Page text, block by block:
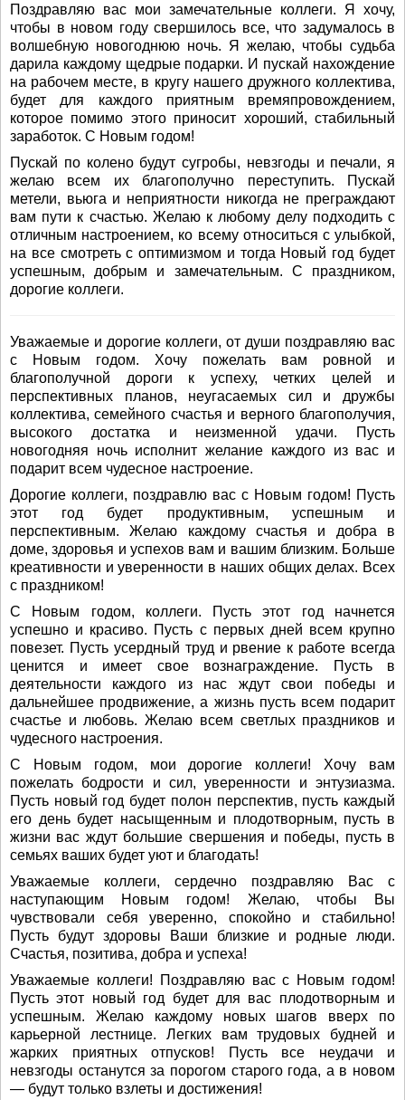
Поздравляю вас мои замечательные коллеги. Я хочу,
чтобы в новом году свершилось все, что задумалось в
волшебную новогоднюю ночь. Я желаю, чтобы судьба
дарила каждому щедрые подарки. И пускай нахождение
на рабочем месте, в кругу нашего дружного коллектива,
будет для каждого приятным времяпровождением,
которое помимо этого приносит хороший, стабильный
заработок. С Новым годом!
Пускай по колено будут сугробы, невзгоды и печали, я
желаю всем их благополучно переступить. Пускай
метели, вьюга и неприятности никогда не преграждают
вам пути к счастью. Желаю к любому делу подходить с
отличным настроением, ко всему относиться с улыбкой,
на все смотреть с оптимизмом и тогда Новый год будет
успешным, добрым и замечательным. С праздником,
дорогие коллеги.
Уважаемые и дорогие коллеги, от души поздравляю вас
с Новым годом. Хочу пожелать вам ровной и
благополучной дороги к успеху, четких целей и
перспективных планов, неугасаемых сил и дружбы
коллектива, семейного счастья и верного благополучия,
высокого достатка и неизменной удачи. Пусть
новогодняя ночь исполнит желание каждого из вас и
подарит всем чудесное настроение.
Дорогие коллеги, поздравлю вас с Новым годом! Пусть
этот год будет продуктивным, успешным и
перспективным. Желаю каждому счастья и добра в
доме, здоровья и успехов вам и вашим близким. Больше
креативности и уверенности в наших общих делах. Всех
с праздником!
С Новым годом, коллеги. Пусть этот год начнется
успешно и красиво. Пусть с первых дней всем крупно
повезет. Пусть усердный труд и рвение к работе всегда
ценится и имеет свое вознаграждение. Пусть в
деятельности каждого из нас ждут свои победы и
дальнейшее продвижение, а жизнь пусть всем подарит
счастье и любовь. Желаю всем светлых праздников и
чудесного настроения.
С Новым годом, мои дорогие коллеги! Хочу вам
пожелать бодрости и сил, уверенности и энтузиазма.
Пусть новый год будет полон перспектив, пусть каждый
его день будет насыщенным и плодотворным, пусть в
жизни вас ждут большие свершения и победы, пусть в
семьях ваших будет уют и благодать!
Уважаемые коллеги, сердечно поздравляю Вас с
наступающим Новым годом! Желаю, чтобы Вы
чувствовали себя уверенно, спокойно и стабильно!
Пусть будут здоровы Ваши близкие и родные люди.
Счастья, позитива, добра и успеха!
Уважаемые коллеги! Поздравляю вас с Новым годом!
Пусть этот новый год будет для вас плодотворным и
успешным. Желаю каждому новых шагов вверх по
карьерной лестнице. Легких вам трудовых будней и
жарких приятных отпусков! Пусть все неудачи и
невзгоды останутся за порогом старого года, а в новом
― будут только взлеты и достижения!